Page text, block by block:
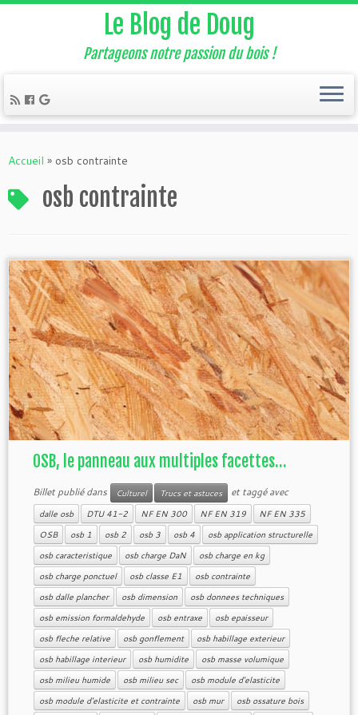
Le Blog de Doug
Partageons notre passion du bois !
Accueil » osb contrainte
osb contrainte
OSB, le panneau aux multiples facettes…
Billet publié dans Culturel Trucs et astuces et taggé avec
dalle osb DTU 41-2 NF EN 300 NF EN 319
NF EN 335
OSB
osb 1 osb 2 osb 3 osb 4
osb application structurelle
osb caracteristique
osb charge DaN
osb charge en kg
osb charge ponctuel
osb classe E1
osb contrainte
osb dalle plancher
osb dimension
osb donnees techniques
osb emission formaldehyde
osb entraxe
osb epaisseur
osb fleche relative
osb gonflement
osb habillage exterieur
osb habillage interieur
osb humidite
osb masse volumique
osb milieu humide
osb milieu sec
osb module d'elasticite
osb module d'elasticite et contrainte
osb mur
osb ossature bois